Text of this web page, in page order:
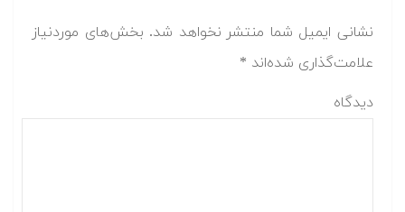
نشانی ایمیل شما منتشر نخواهد شد. بخش‌های موردنیاز
علامت‌گذاری شده‌اند *
دیدگاه